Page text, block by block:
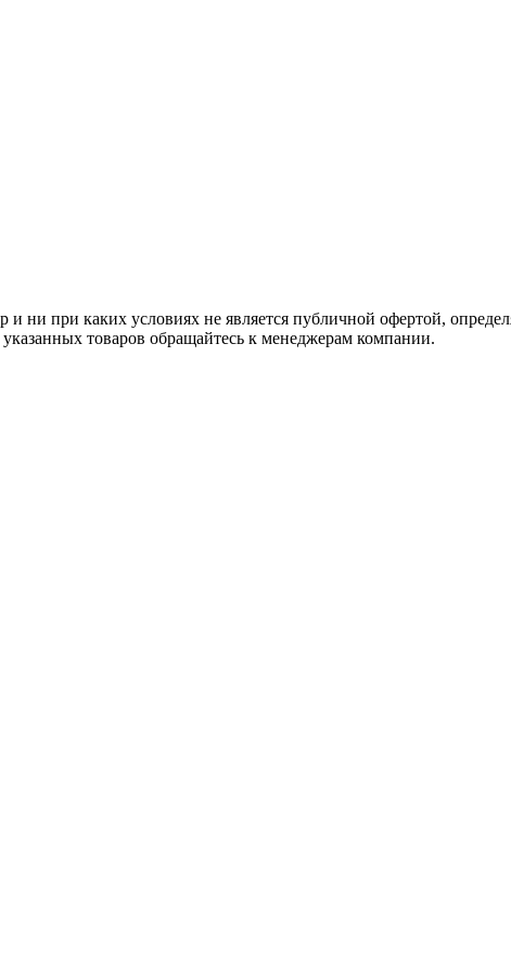
при каких условиях не является публичной офертой,
товаров обращайтесь к менеджерам компании.